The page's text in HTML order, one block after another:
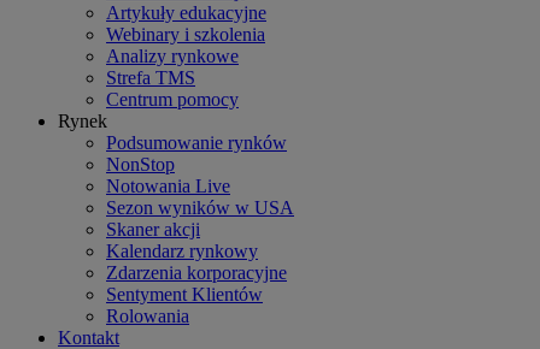
Artykuły edukacyjne
Webinary i szkolenia
Analizy rynkowe
Strefa TMS
Centrum pomocy
Rynek
Podsumowanie rynków
NonStop
Notowania Live
Sezon wyników w USA
Skaner akcji
Kalendarz rynkowy
Zdarzenia korporacyjne
Sentyment Klientów
Rolowania
Kontakt